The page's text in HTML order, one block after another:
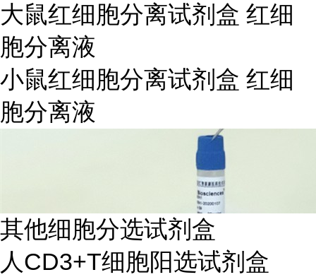
大鼠红细胞分离试剂盒 红细
胞分离液
小鼠红细胞分离试剂盒 红细
胞分离液
其他细胞分选试剂盒
人CD3+T细胞阳选试剂盒